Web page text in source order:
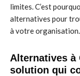
limites. C’est
alternatives pour
à votre organisation.
Alternatives à
solution qui